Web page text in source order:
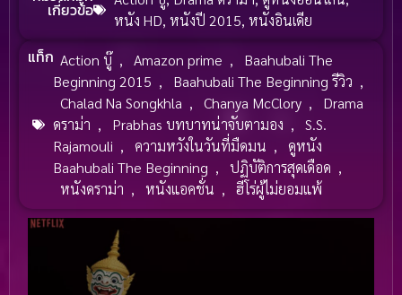
เกี่ยวข้อ
หนัง HD,หนังปี 2015,หนังอินเดีย
แท็ก Action บู๊ , Amazon prime ,
Baahubali The
Beginning 2015 , Baahubali The Beginning รีวิว ,
Chalad Na Songkhla , Chanya McClory ,
Drama
ดราม่า , Prabhas บทบาทน่าจับตามอง ,
S.S.
Rajamouli , ความหวังในวันที่มืดมน ,
ดูหนัง
Baahubali The Beginning , ปฏิบัติการสุดเดือด ,
หนังดราม่า , หนังแอคชั่น , ฮีโร่ผู้ไม่ยอมแพ้